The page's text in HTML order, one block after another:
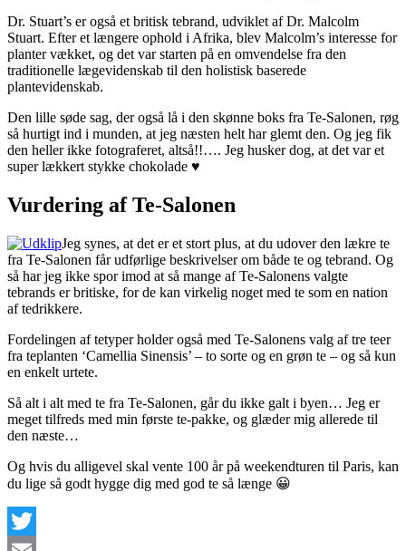
Dr. Stuart’s er også et britisk tebrand, udviklet af Dr. Malcolm
Stuart. Efter et længere ophold i Afrika, blev Malcolm’s interesse for
planter vækket, og det var starten på en omvendelse fra den
traditionelle lægevidenskab til den holistisk baserede
plantevidenskab.
Den lille søde sag, der også lå i den skønne boks fra Te-Salonen, røg
så hurtigt ind i munden, at jeg næsten helt har glemt den. Og jeg fik
den heller ikke fotograferet, altså!!…. Jeg husker dog, at det var et
super lækkert stykke chokolade ♥
Vurdering af Te-Salonen
Jeg synes, at det er et stort plus, at du udover den lækre te
fra Te-Salonen får udførlige beskrivelser om både te og tebrand. Og
så har jeg ikke spor imod at så mange af Te-Salonens valgte
tebrands er britiske, for de kan virkelig noget med te som en nation
af tedrikkere.
Fordelingen af tetyper holder også med Te-Salonens valg af tre teer
fra teplanten ‘Camellia Sinensis’ – to sorte og en grøn te – og så kun
en enkelt urtete.
Så alt i alt med te fra Te-Salonen, går du ikke galt i byen… Jeg er
meget tilfreds med min første te-pakke, og glæder mig allerede til
den næste…
Og hvis du alligevel skal vente 100 år på weekendturen til Paris, kan
du lige så godt hygge dig med god te så længe 😀